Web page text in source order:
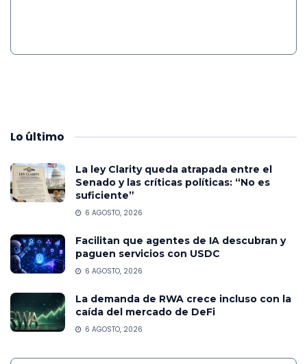
Lo último
La ley Clarity queda atrapada entre el
Senado y las críticas políticas: “No es
suficiente”
6 AGOSTO, 2026
Facilitan que agentes de IA descubran y
paguen servicios con USDC
6 AGOSTO, 2026
La demanda de RWA crece incluso con la
caída del mercado de DeFi
6 AGOSTO, 2026